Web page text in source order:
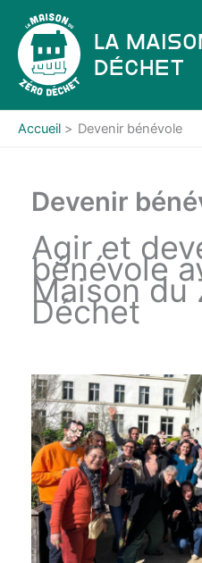
contenu
La
Déchet
Accueil Devenir bénévole
Devenir
Agir et
bénévole
Maison du
Déchet